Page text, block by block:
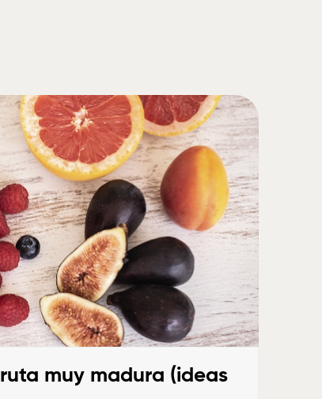
muy madura (ideas